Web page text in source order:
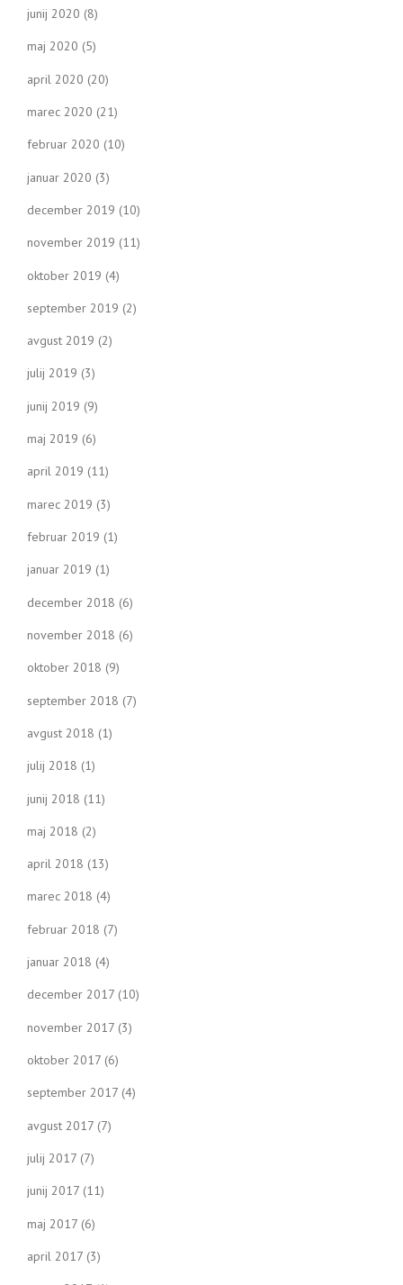
junij 2020 (8)
maj 2020 (5)
april 2020 (20)
marec 2020 (21)
februar 2020 (10)
januar 2020 (3)
december 2019 (10)
november 2019 (11)
oktober 2019 (4)
september 2019 (2)
avgust 2019 (2)
julij 2019 (3)
junij 2019 (9)
maj 2019 (6)
april 2019 (11)
marec 2019 (3)
februar 2019 (1)
januar 2019 (1)
december 2018 (6)
november 2018 (6)
oktober 2018 (9)
september 2018 (7)
avgust 2018 (1)
julij 2018 (1)
junij 2018 (11)
maj 2018 (2)
april 2018 (13)
marec 2018 (4)
februar 2018 (7)
januar 2018 (4)
december 2017 (10)
november 2017 (3)
oktober 2017 (6)
september 2017 (4)
avgust 2017 (7)
julij 2017 (7)
junij 2017 (11)
maj 2017 (6)
april 2017 (3)